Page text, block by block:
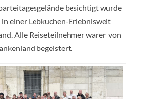
besichtigt wurde
in einer Lebkuchen-Erlebniswelt
Alle Reiseteilnehmer waren von
begeistert.